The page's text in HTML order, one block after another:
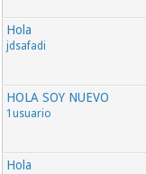
Hola
jdsafadi
HOLA SOY NUEVO
1usuario
Hola